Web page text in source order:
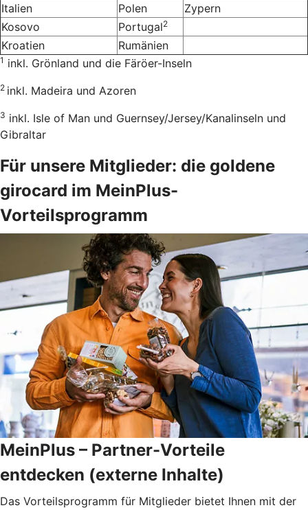
Italien Polen
Zypern
Kosovo
Portugal2
Kroatien Rumänien
1 inkl. Grönland und die Färöer-Inseln
2 inkl. Madeira und Azoren
3 inkl. Isle of Man und Guernsey/Jersey/Kanalinseln und
Gibraltar
Für unsere Mitglieder: die goldene
girocard im MeinPlus-
Vorteilsprogramm
MeinPlus – Partner-Vorteile
entdecken (externe Inhalte)
Das Vorteilsprogramm für Mitglieder bietet Ihnen mit der